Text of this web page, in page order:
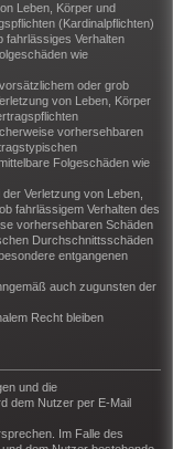
Leben, Körper und
(Kardinalpflichten)
fahrlässiges Verhalten
wie
oder grob
von Leben, Körper
vorhersehbaren
Folgeschäden wie
Verletzung von Leben,
fahrlässigem Verhalten des
vorhersehbaren Schäden
Durchschnittsschäden
entgangenen
auch zugunsten der
Recht bleiben
und die
dem Nutzer per E-Mail
Im Falle des